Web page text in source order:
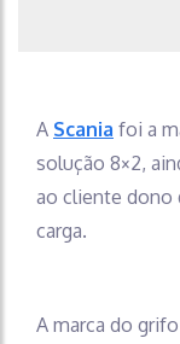
A Scania foi a
solução 8×2,
ao cliente dono
carga.
A marca do